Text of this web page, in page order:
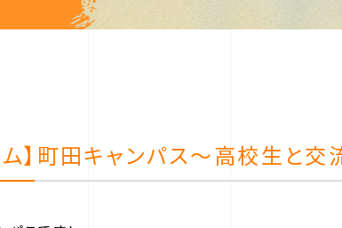
】町田キャンパス～高校生と交